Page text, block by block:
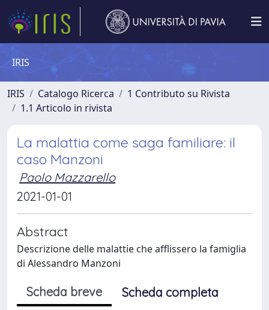
IRIS
IRIS Catalogo Ricerca
1 Contributo su Rivista
1.1 Articolo in rivista
La malattia come saga familiare: il
caso Manzoni
Paolo Mazzarello
2021-01-01
Abstract
Descrizione delle malattie che afflissero la famiglia
di Alessandro Manzoni
Scheda breve
Scheda completa